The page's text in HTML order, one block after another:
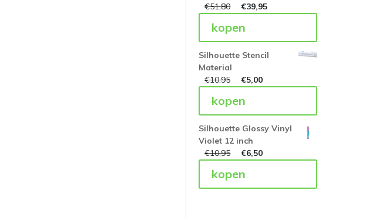
€51,80 €39,95
kopen
Silhouette Stencil
Material
€10,95 €5,00
kopen
Silhouette Glossy Vinyl
Violet 12 inch
€10,95 €6,50
kopen